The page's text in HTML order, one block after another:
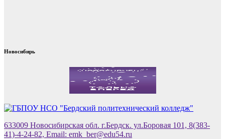
Новосибирь
633009 Новосибирская обл. г.Бердск. ул.Боровая 101, 8(383-
41)-4-24-82, Email: emk_ber@edu54.ru